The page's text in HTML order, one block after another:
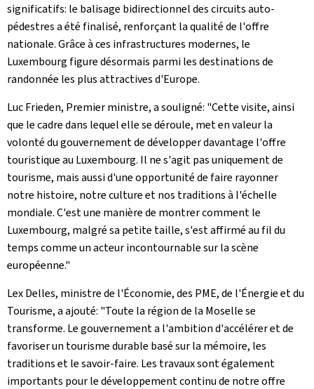
significatifs: le balisage bidirectionnel des circuits auto-
pédestres a été finalisé, renforçant la qualité de l'offre
nationale. Grâce à ces infrastructures modernes, le
Luxembourg figure désormais parmi les destinations de
randonnée les plus attractives d'Europe.
Luc Frieden, Premier ministre, a souligné: "Cette visite, ainsi
que le cadre dans lequel elle se déroule, met en valeur la
volonté du gouvernement de développer davantage l'offre
touristique au Luxembourg. Il ne s'agit pas uniquement de
tourisme, mais aussi d'une opportunité de faire rayonner
notre histoire, notre culture et nos traditions à l'échelle
mondiale. C'est une manière de montrer comment le
Luxembourg, malgré sa petite taille, s'est affirmé au fil du
temps comme un acteur incontournable sur la scène
européenne."
Lex Delles, ministre de l'Économie, des PME, de l'Énergie et du
Tourisme, a ajouté: "Toute la région de la Moselle se
transforme. Le gouvernement a l'ambition d'accélérer et de
favoriser un tourisme durable basé sur la mémoire, les
traditions et le savoir-faire. Les travaux sont également
importants pour le développement continu de notre offre